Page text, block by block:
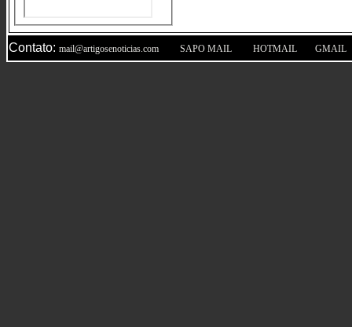
Contato: mail@artigosenoticias.com SAPO MAIL HOTMAIL GMAIL